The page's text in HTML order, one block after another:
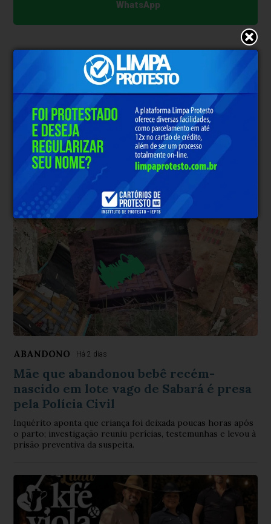
WhatsApp
* O conteúdo de cada comentário é de responsabilidade de quem
realizá-lo. Nos reservamos ao direito de reprovar ou eliminar
comentários em desacordo com o propósito do site ou que
contenham palavras ofensivas.
500caracteres restantes.
Comentar
ABANDONO Há 2 dias
Mãe que abandonou bebê recém-
nascido em lote vago de Sabará é presa
pela Polícia Civil
Inquérito aponta que criança foi deixada poucas horas após
o parto; investigação reuniu perícias, testemunhas e levou à
prisão preventiva da suspeita.